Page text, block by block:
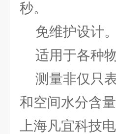
秒。
免维护设计。
适用于各种物
测量非仅只
和空间水分含量
上海凡宜科技